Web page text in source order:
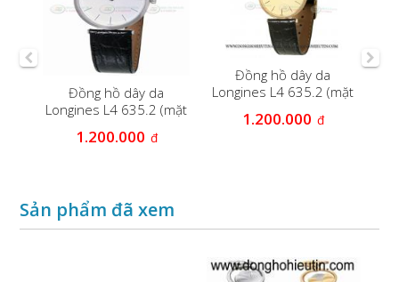
Đồng hồ dây da
Longines L4 635.2 (mặt
1.200.000 đ
Đồng hồ dây da
Longines L4 635.2 (mặt
1.200.000 đ
Sản phẩm đã xem